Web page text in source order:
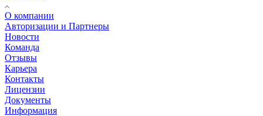
О компании
Авторизации и Партнеры
Новости
Команда
Отзывы
Карьера
Контакты
Лицензии
Документы
Информация